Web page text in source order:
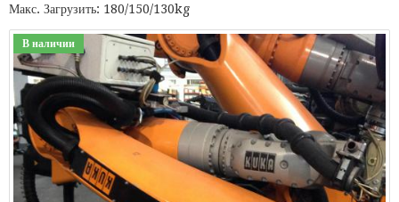
Макс. Загрузить: 180/150/130kg
В наличии